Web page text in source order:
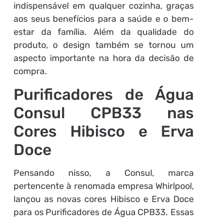
indispensável em qualquer cozinha, graças
aos seus benefícios para a saúde e o bem-
estar da família. Além da qualidade do
produto, o design também se tornou um
aspecto importante na hora da decisão de
compra.
Purificadores de Água
Consul CPB33 nas
Cores Hibisco e Erva
Doce
Pensando nisso, a Consul, marca
pertencente à renomada empresa Whirlpool,
lançou as novas cores Hibisco e Erva Doce
para os Purificadores de Água CPB33. Essas